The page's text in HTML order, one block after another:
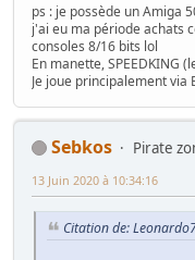
ps : je possède un Amiga
j'ai eu ma période achats
consoles 8/16 bits lol
En manette, SPEEDKING
Je joue principalement via
Sebkos Pirate
13 Juin 2020 à 10:34:16
Citation de: